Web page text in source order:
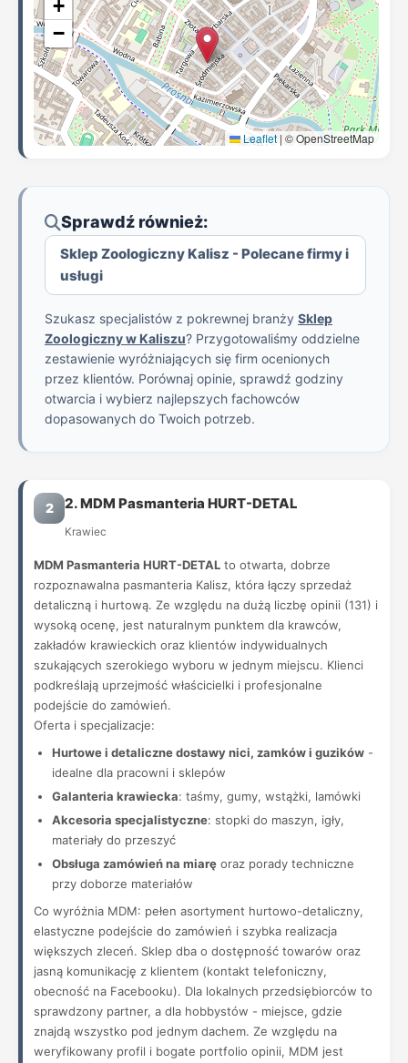
+
−
Leaflet | © OpenStreetMap
Sprawdź również:
Sklep Zoologiczny Kalisz - Polecane firmy i
usługi
Szukasz specjalistów z pokrewnej branży Sklep
Zoologiczny w Kaliszu? Przygotowaliśmy oddzielne
zestawienie wyróżniających się firm ocenionych
przez klientów. Porównaj opinie, sprawdź godziny
otwarcia i wybierz najlepszych fachowców
dopasowanych do Twoich potrzeb.
2 2. MDM Pasmanteria HURT-DETAL
Krawiec
MDM Pasmanteria HURT-DETAL to otwarta, dobrze
rozpoznawalna pasmanteria Kalisz, która łączy sprzedaż
detaliczną i hurtową. Ze względu na dużą liczbę opinii (131) i
wysoką ocenę, jest naturalnym punktem dla krawców,
zakładów krawieckich oraz klientów indywidualnych
szukających szerokiego wyboru w jednym miejscu. Klienci
podkreślają uprzejmość właścicielki i profesjonalne
podejście do zamówień.
Oferta i specjalizacje:
Hurtowe i detaliczne dostawy nici, zamków i guzików -
idealne dla pracowni i sklepów
Galanteria krawiecka: taśmy, gumy, wstążki, lamówki
Akcesoria specjalistyczne: stopki do maszyn, igły,
materiały do przeszyć
Obsługa zamówień na miarę oraz porady techniczne
przy doborze materiałów
Co wyróżnia MDM: pełen asortyment hurtowo-detaliczny,
elastyczne podejście do zamówień i szybka realizacja
większych zleceń. Sklep dba o dostępność towarów oraz
jasną komunikację z klientem (kontakt telefoniczny,
obecność na Facebooku). Dla lokalnych przedsiębiorców to
sprawdzony partner, a dla hobbystów - miejsce, gdzie
znajdą wszystko pod jednym dachem. Ze względu na
weryfikowany profil i bogate portfolio opinii, MDM jest